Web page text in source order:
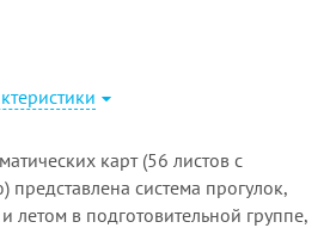
карт (56 листов с
представлена система прогулок,
летом в подготовительной группе,